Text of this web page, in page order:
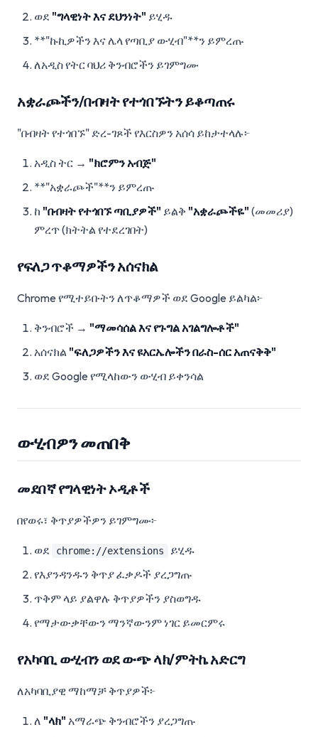
ወደ "ግላዊነት እና ደህንነት" ይሂዱ
**"ኩኪዎችን እና ሌላ የጣቢያ ውሂብ"**ን ይምረጡ
ለአዲስ የትር ባህሪ ቅንብሮችን ይገምግሙ
አቋራጮችን/በብዛት የተጎበኙትን ይቆጣጠሩ
"በብዛት የተጎበኙ" ድረ-ገጾች የእርስዎን አሰሳ ይከታተላሉ፦
አዲስ ትር → "ክሮምን አብጅ"
**"አቋራጮች"**ን ይምረጡ
ከ "በብዛት የተጎበኙ ጣቢያዎች" ይልቅ "አቋራጮችዬ"(መመሪያ)
ምረጥ (ክትትል የተደረገበት)
የፍለጋ ጥቆማዎችን አሰናክል
Chrome የሚተይቡትን ለጥቆማዎች ወደ Google ይልካል፦
ቅንብሮች → "ማመሳሰል እና የጉግል አገልግሎቶች"
አሰናክል "ፍለጋዎችን እና ዩአርኤሎችን በራስ-ሰር አጠናቅቅ"
ወደ Google የሚላከውን ውሂብ ይቀንሳል
ውሂብዎን መጠበቅ
መደበኛ የግላዊነት ኦዲቶች
በየወሩ፣ ቅጥያዎችዎን ይገምግሙ፦
ወደ chrome://extensions
ይሂዱ
የእያንዳንዱን ቅጥያ ፈቃዶች ያረጋግጡ
ጥቅም ላይ ያልዋሉ ቅጥያዎችን ያስወግዱ
የማታውቃቸውን ማንኛውንም ነገር ይመርምሩ
የአካባቢ ውሂብን ወደ ውጭ ላክ/ምትኬ አድርግ
ለአካባቢያዊ ማከማቻ ቅጥያዎች፦
ለ "ላክ"አማራጭ ቅንብሮችን ያረጋግጡ